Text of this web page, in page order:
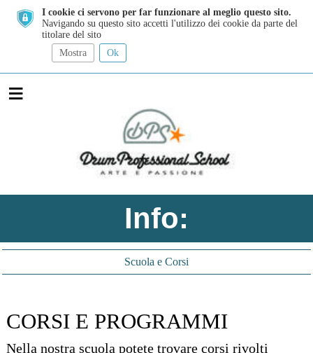
I cookie ci servono per far funzionare al meglio questo sito.
Navigando su questo sito accetti l'utilizzo dei cookie da parte del
titolare del sito
Mostra
Ok
≡
Info:
Scuola e Corsi
CORSI E PROGRAMMI
Nella nostra scuola potete trovare corsi rivolti